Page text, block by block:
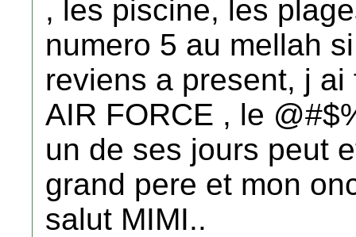
, les piscine, les
numero 5 au mellah
reviens a present, j
AIR FORCE , le
un de ses jours peut
grand pere et mon
salut MIMI..